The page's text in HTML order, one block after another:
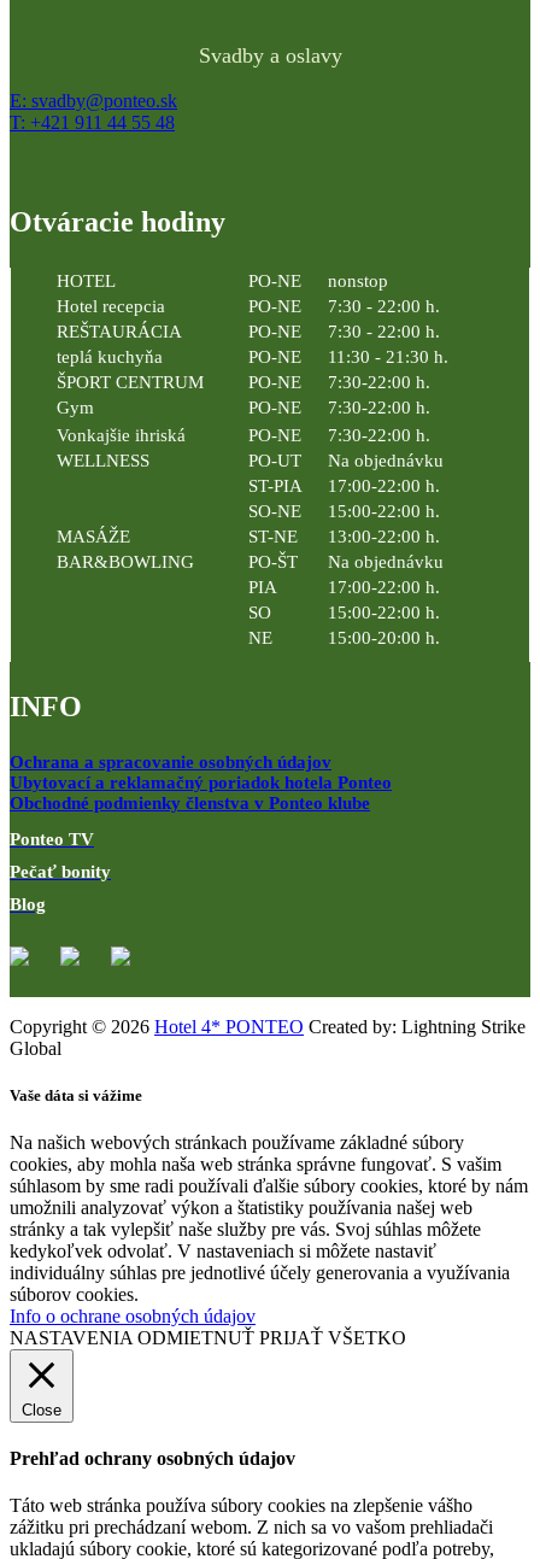
Svadby a oslavy
E: svadby@ponteo.sk
T: +421 911 44 55 48
Otváracie hodiny
HOTEL PO-NE
nonstop
Hotel recepcia
PO-NE
7:30 - 22:00 h.
REŠTAURÁCIA
PO-NE
7:30 - 22:00 h.
teplá kuchyňa
PO-NE
11:30 - 21:30 h.
ŠPORT CENTRUM
PO-NE
7:30-22:00 h.
Gym
PO-NE
7:30-22:00 h.
Vonkajšie ihriská
PO-NE
7:30-22:00 h.
WELLNESS
PO-UT
Na objednávku
ST-PIA
17:00-22:00 h.
SO-NE
15:00-22:00 h.
MASÁŽE
ST-NE
13:00-22:00 h.
BAR&BOWLING
PO-ŠT
Na objednávku
PIA
17:00-22:00 h.
SO
15:00-22:00 h.
NE
15:00-20:00 h.
INFO
Ochrana a spracovanie osobných údajov
Ubytovací a reklamačný poriadok hotela Ponteo
Obchodné podmienky členstva v Ponteo klube
Ponteo TV
Pečať bonity
Blog
Copyright © 2026 Hotel 4* PONTEO Created by: Lightning Strike
Global
Vaše dáta si vážime
Na našich webových stránkach používame základné súbory
cookies, aby mohla naša web stránka správne fungovať. S vašim
súhlasom by sme radi používali ďalšie súbory cookies, ktoré by nám
umožnili analyzovať výkon a štatistiky používania našej web
stránky a tak vylepšiť naše služby pre vás. Svoj súhlas môžete
kedykoľvek odvolať. V nastaveniach si môžete nastaviť
individuálny súhlas pre jednotlivé účely generovania a využívania
súborov cookies.
Info o ochrane osobných údajov
NASTAVENIA ODMIETNUŤ PRIJAŤ VŠETKO
Close
Prehľad ochrany osobných údajov
Táto web stránka používa súbory cookies na zlepšenie vášho
zážitku pri prechádzaní webom. Z nich sa vo vašom prehliadači
ukladajú súbory cookie, ktoré sú kategorizované podľa potreby,